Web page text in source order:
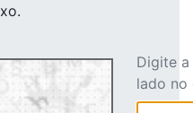
Digite
lado no